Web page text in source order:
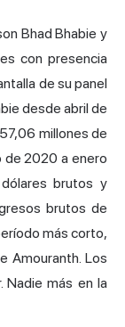
Bhad Bhabie y
con presencia
de su panel
desde abril de
millones de
de 2020 a enero
brutos y
brutos de
más corto,
Amouranth. Los
Nadie más en la